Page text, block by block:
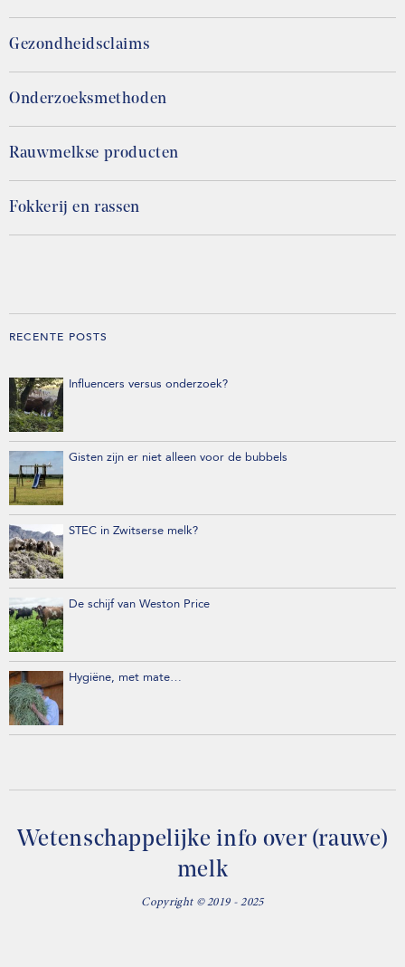
Gezondheidsclaims
Onderzoeksmethoden
Rauwmelkse producten
Fokkerij en rassen
RECENTE POSTS
Influencers versus onderzoek?
Gisten zijn er niet alleen voor de bubbels
STEC in Zwitserse melk?
De schijf van Weston Price
Hygiëne, met mate…
Wetenschappelijke info over (rauwe)
melk
Copyright © 2019 - 2025